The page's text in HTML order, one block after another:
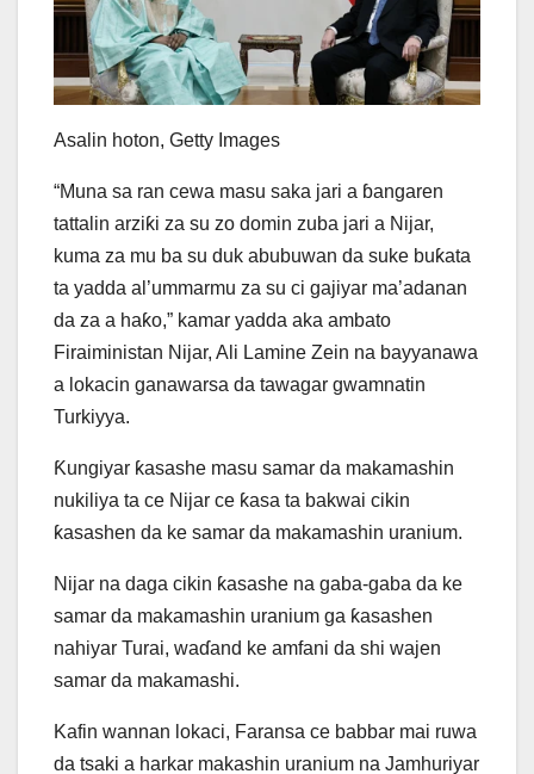
Asalin hoton, Getty Images
“Muna sa ran cewa masu saka jari a ɓangaren
tattalin arziƙi za su zo domin zuba jari a Nijar,
kuma za mu ba su duk abubuwan da suke buƙata
ta yadda al’ummarmu za su ci gajiyar ma’adanan
da za a haƙo,” kamar yadda aka ambato
Firaiministan Nijar, Ali Lamine Zein na bayyanawa
a lokacin ganawarsa da tawagar gwamnatin
Turkiyya.
Ƙungiyar ƙasashe masu samar da makamashin
nukiliya ta ce Nijar ce ƙasa ta bakwai cikin
ƙasashen da ke samar da makamashin uranium.
Nijar na daga cikin ƙasashe na gaba-gaba da ke
samar da makamashin uranium ga ƙasashen
nahiyar Turai, waɗand ke amfani da shi wajen
samar da makamashi.
Kafin wannan lokaci, Faransa ce babbar mai ruwa
da tsaki a harkar makashin uranium na Jamhuriyar